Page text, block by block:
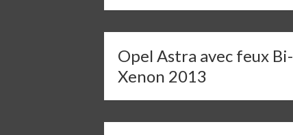
Opel Astra avec feux Bi-
Xenon 2013